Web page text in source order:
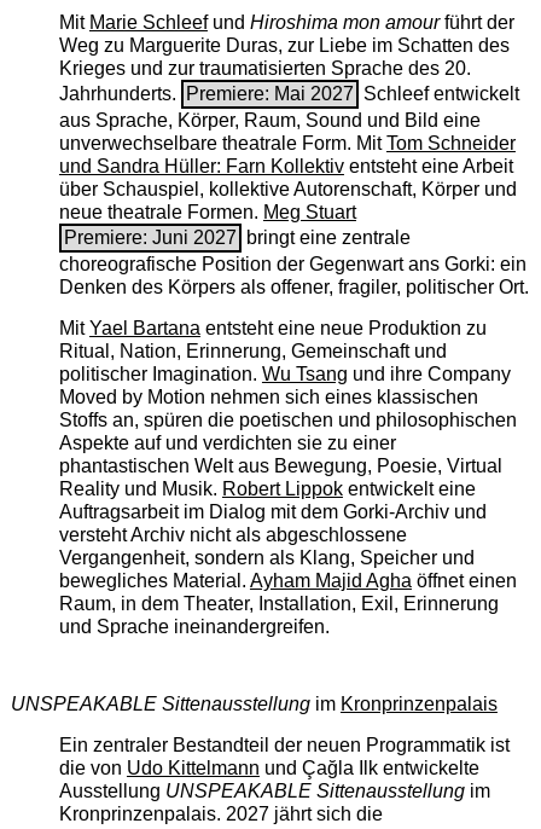
Mit Marie Schleefund Hiroshima mon amourführt der
Weg zu Marguerite Duras, zur Liebe im Schatten des
Krieges und zur traumatisierten Sprache des 20.
Jahrhunderts.
Premiere: Mai 2027 Schleef entwickelt
aus Sprache, Körper, Raum, Sound und Bild eine
unverwechselbare theatrale Form. MitTom Schneider
und Sandra Hüller: Farn Kollektiventsteht eine Arbeit
über Schauspiel, kollektive Autorenschaft, Körper und
neue theatrale Formen. Meg Stuart
Premiere: Juni 2027
bringt eine zentrale
choreografische Position der Gegenwart ans Gorki: ein
Denken des Körpers als offener, fragiler, politischer Ort.
MitYael Bartanaentsteht eine neue Produktion zu
Ritual, Nation, Erinnerung, Gemeinschaft und
politischer Imagination. Wu Tsang und ihre Company
Moved by Motion nehmen sich eines klassischen
Stoffs an, spüren die poetischen und philosophischen
Aspekte auf und verdichten sie zu einer
phantastischen Welt aus Bewegung, Poesie, Virtual
Reality und Musik. Robert Lippokentwickelt eine
Auftragsarbeit im Dialog mit dem Gorki-Archiv und
versteht Archiv nicht als abgeschlossene
Vergangenheit, sondern als Klang, Speicher und
bewegliches Material. Ayham Majid Aghaöffnet einen
Raum, in dem Theater, Installation, Exil, Erinnerung
und Sprache ineinandergreifen.
UNSPEAKABLE Sittenausstellungim Kronprinzenpalais
Ein zentraler Bestandteil der neuen Programmatik ist
die von Udo Kittelmann und Çağla Ilk entwickelte
Ausstellung UNSPEAKABLE Sittenausstellungim
Kronprinzenpalais. 2027 jährt sich die